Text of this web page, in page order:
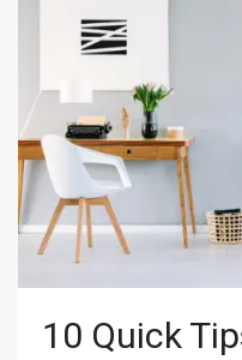
10 Quick